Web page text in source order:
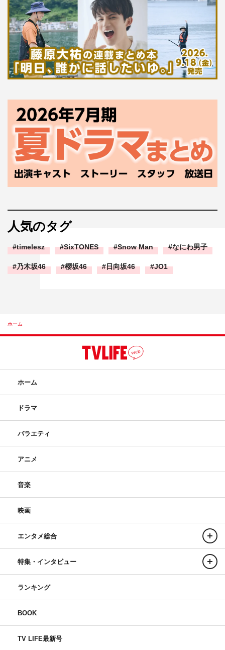
人気のタグ
timelesz SixTONES Snow Man なにわ男子
乃木坂46 櫻坂46 日向坂46 JO1
ホーム
ホーム
ドラマ
バラエティ
アニメ
音楽
映画
エンタメ総合
特集・インタビュー
ランキング
BOOK
TV LIFE最新号